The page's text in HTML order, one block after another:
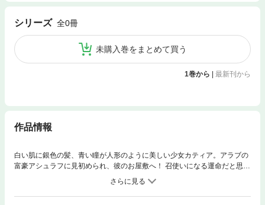
シリーズ 全0冊
未購入巻をまとめて買う
1巻から 最新刊から
作品情報
白い肌に銀色の髪、青い瞳が人形のように美しい少女カティア。アラブの
富豪アシュラフに見初められ、彼のお屋敷へ！ 召使いになる運命だと思っ
たら、寡黙なご主人様に気に入られて――。「傍にいるだけでいい。お前
はもう私の妻なんだ」夜は優しく抱かれ、旦那様にすべてを捧げ……。
甘々な日々のなか、身分差とあまりの贅沢を気にしていると、アシュラフ